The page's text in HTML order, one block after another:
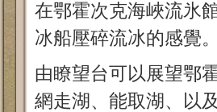
在鄂霍次克海峽流氷
冰船壓碎流冰的感覺。
由瞭望台可以展望鄂
網走湖、能取湖、以